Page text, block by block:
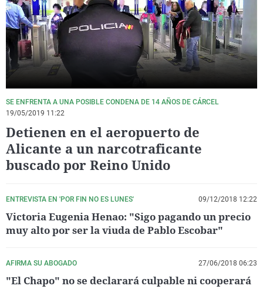
La rosa de los vientos
Gente viajera
Como el perro y el
Caso
Retornados
Equipo de
Operación Viuda
Extremadura
Galicia
La Rioja
Navarra
País Vasco
Virales
Televisión
Elecciones
SE ENFRENTA A UNA POSIBLE CONDENA DE 14 AÑOS DE CÁRCEL
19/05/2019 11:22
Detienen en el aeropuerto de
Alicante a un narcotraficante
buscado por Reino Unido
ENTREVISTA EN 'POR FIN NO ES LUNES' 09/12/2018 12:22
Victoria Eugenia Henao: "Sigo pagando un precio
muy alto por ser la viuda de Pablo Escobar"
AFIRMA SU ABOGADO 27/06/2018 06:23
"El Chapo" no se declarará culpable ni cooperará